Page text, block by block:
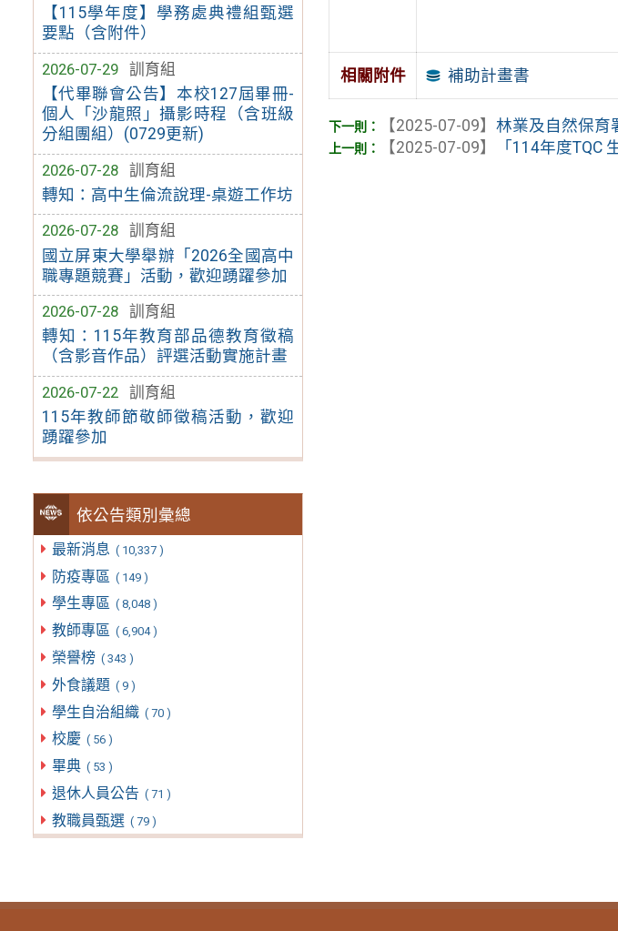
【115學年度】學務處典禮組甄選
要點（含附件）
2026-07-29
訓育組
【代畢聯會公告】本校127屆畢冊-
個人「沙龍照」攝影時程（含班級
分組團組）(0729更新)
2026-07-28
訓育組
轉知：高中生倫流說理-桌遊工作坊
2026-07-28
訓育組
國立屏東大學舉辦「2026全國高中
職專題競賽」活動，歡迎踴躍參加
2026-07-28
訓育組
轉知：115年教育部品德教育徵稿
（含影音作品）評選活動實施計畫
2026-07-22
訓育組
115年教師節敬師徵稿活動，歡迎
踴躍參加
依公告類別彙總
最新消息 ( 10,337 )
防疫專區 ( 149 )
學生專區 ( 8,048 )
教師專區 ( 6,904 )
榮譽榜 ( 343 )
外食議題 ( 9 )
學生自治組織 ( 70 )
校慶 ( 56 )
畢典 ( 53 )
退休人員公告 ( 71 )
教職員甄選 ( 79 )
相關附件 補助計畫書
【2025-07-09】林業及自然保育
【2025-07-09】
「114年度